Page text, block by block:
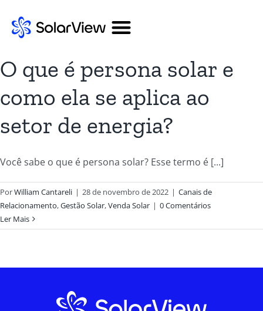
O que é persona solar e
como ela se aplica ao
setor de energia?
Você sabe o que é persona solar? Esse termo é [...]
PorWilliam Cantareli | 28 de novembro de 2022 | Canais de
Relacionamento,Gestão Solar,Venda Solar | 0 Comentários
Ler Mais